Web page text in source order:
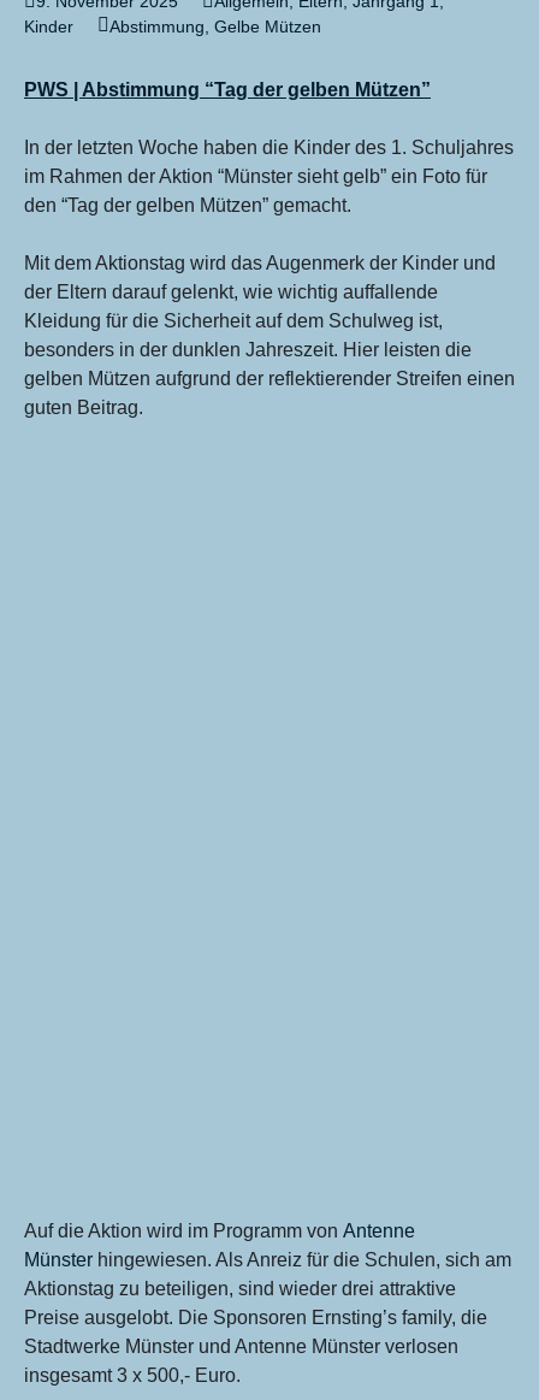
Kinder
Abstimmung Gelbe Mützen
PWS | Abstimmung “Tag der gelben Mützen”
In der letzten Woche haben die Kinder des 1. Schuljahres
im Rahmen der Aktion “Münster sieht gelb” ein Foto für
den “Tag der gelben Mützen” gemacht.
Mit dem Aktionstag wird das Augenmerk der Kinder und
der Eltern darauf gelenkt, wie wichtig auffallende
Kleidung für die Sicherheit auf dem Schulweg ist,
besonders in der dunklen Jahreszeit. Hier leisten die
gelben Mützen aufgrund der reflektierender Streifen einen
guten Beitrag.
Auf die Aktion wird im Programm von Antenne
Münster hingewiesen. Als Anreiz für die Schulen, sich am
Aktionstag zu beteiligen, sind wieder drei attraktive
Preise ausgelobt. Die Sponsoren Ernsting’s family, die
Stadtwerke Münster und Antenne Münster verlosen
insgesamt 3 x 500,- Euro.